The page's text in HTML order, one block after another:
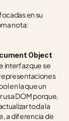
en su
nota:
Object
interfaz que se
en la que un
DOM porque,
toda la
a diferencia de